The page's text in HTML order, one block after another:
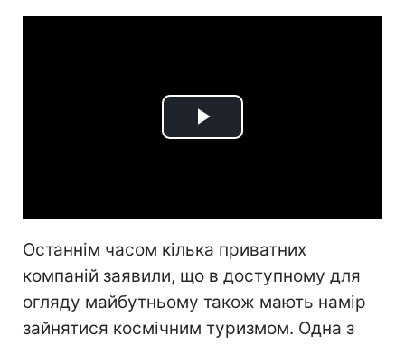
Play
Останнім часом кілька приватних
компаній заявили, що в доступному для
огляду майбутньому також мають намір
зайнятися космічним туризмом. Одна з